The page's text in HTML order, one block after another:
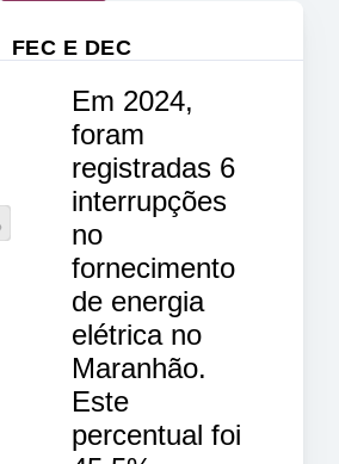
FEC E DEC
Em 2024,
foram
registradas 6
interrupções
no
fornecimento
de energia
elétrica no
Maranhão.
Este
percentual foi